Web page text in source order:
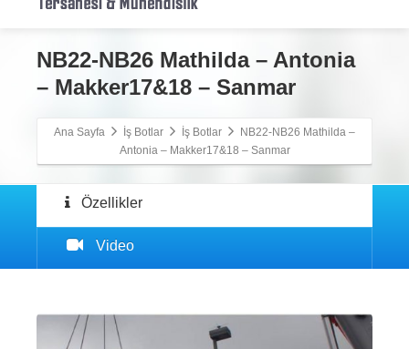
NB22-NB26 Mathilda – Antonia
– Makker17&18 – Sanmar
Ana Sayfa İş Botlar İş Botlar
NB22-NB26 Mathilda –
Antonia – Makker17&18 – Sanmar
Özellikler
Video